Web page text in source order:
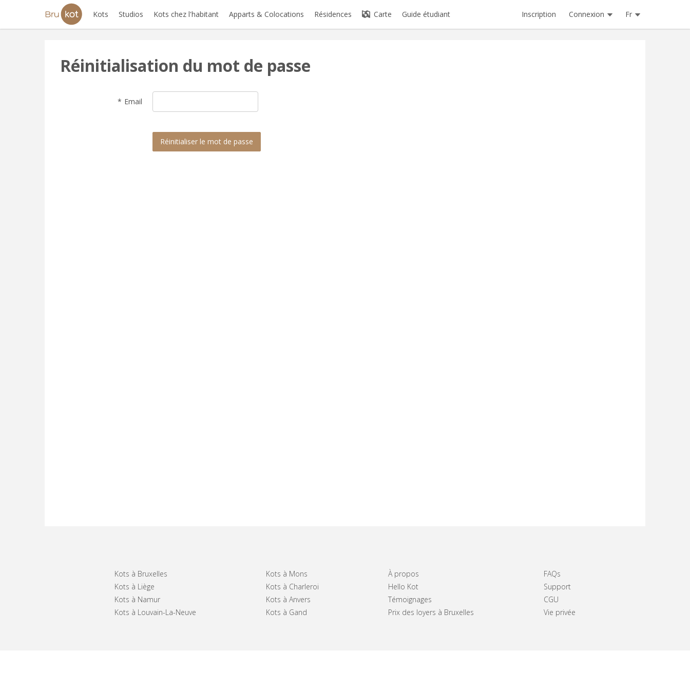
Kots Studios Kots chez l'habitant Apparts & Colocations Résidences Carte Guide étudiant Inscription Connexion Fr
Réinitialisation du mot de passe
Email
Réinitialiser le mot de passe
Kots à Bruxelles
Kots à Liège
Kots à Namur
Kots à Louvain-La-Neuve
Kots à Mons
Kots à Charleroi
Kots à Anvers
Kots à Gand
À propos
Hello Kot
Témoignages
Prix des loyers à Bruxelles
FAQs
Support
CGU
Vie privée